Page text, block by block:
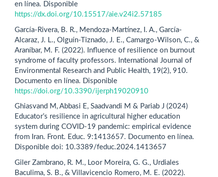
en línea. Disponible
https://dx.doi.org/10.15517/aie.v24i2.57185
García-Rivera, B. R., Mendoza-Martínez, I. A., García-
Alcaraz, J. L., Olguín-Tiznado, J. E., Camargo-Wilson, C., &
Araníbar, M. F. (2022). Influence of resilience on burnout
syndrome of faculty professors. International Journal of
Environmental Research and Public Health, 19(2), 910.
Documento en línea. Disponible
https://doi.org/10.3390/ijerph19020910
Ghiasvand M, Abbasi E, Saadvandi M & Pariab J (2024)
Educator’s resilience in agricultural higher education
system during COVID-19 pandemic: empirical evidence
from Iran. Front. Educ. 9:1413657. Documento en línea.
Disponible doi: 10.3389/feduc.2024.1413657
Giler Zambrano, R. M., Loor Moreira, G. G., Urdiales
Baculima, S. B., & Villavicencio Romero, M. E. (2022).